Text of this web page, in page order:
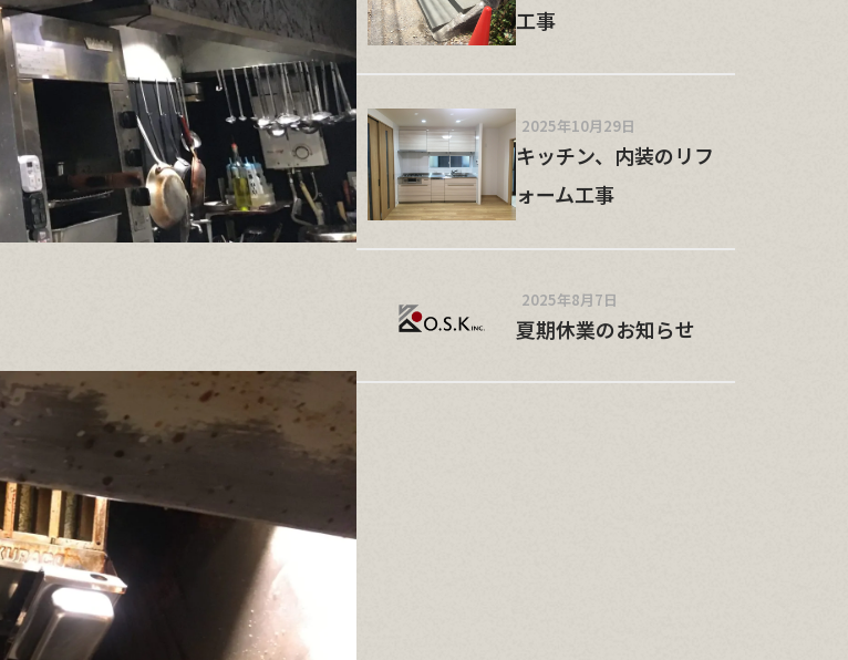
工事
2025年10月29日
キッチン、内装のリフ
ォーム工事
2025年8月7日
夏期休業のお知らせ